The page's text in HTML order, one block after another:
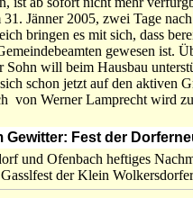
Jänner 2005, zwei Tage
bringen es mit sich, dass
gewesen ist.
Sohn will beim Hausbau
schon jetzt auf den aktiven
von Werner Lamprecht wird
Gewitter: Fest der
und Ofenbach heftiges
der Klein